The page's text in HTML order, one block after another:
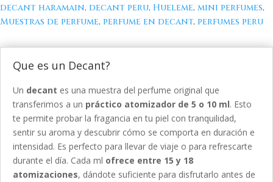
decant haramain, decant peru, Hueleme, mini perfumes,
Muestras de perfume, perfume en decant, perfumes peru
Que es un Decant?
Un decant es una muestra del perfume original que
transferimos a un práctico atomizador de 5 o 10 ml. Esto
te permite probar la fragancia en tu piel con tranquilidad,
sentir su aroma y descubrir cómo se comporta en duración e
intensidad. Es perfecto para llevar de viaje o para refrescarte
durante el día. Cada ml ofrece entre 15 y 18
atomizaciones, dándote suficiente para disfrutarlo antes de